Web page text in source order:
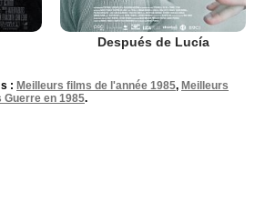
Después de Lucía
: Meilleurs films de l'année 1985, Meilleurs
en 1985.